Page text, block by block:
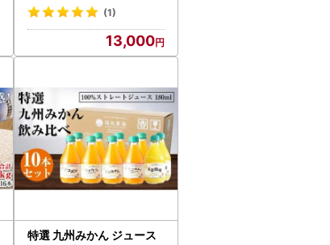
(1)
13,000
特選 九州みかん ジュース